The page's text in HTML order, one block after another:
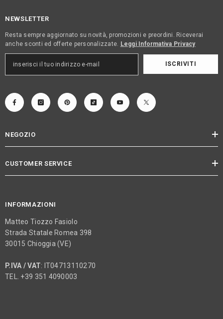
NEWSLETTER
Resta sempre aggiornato su novità, promozioni e preordini. Riceverai
anche sconti ed offerte personalizzate. Leggi Informativa Privacy
ISCRIVITI
NEGOZIO
CUSTOMER SERVICE
INFORMAZIONI
Matteo Tiozzo Fasiolo
Strada Statale Romea 398
30015 Chioggia (VE)
P.IVA / VAT: IT04713110270
TEL. +39 351 4090003